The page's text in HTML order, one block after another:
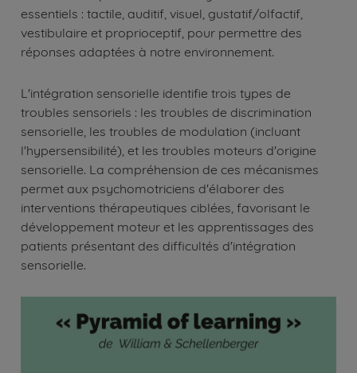
essentiels : tactile, auditif, visuel, gustatif/olfactif,
vestibulaire et proprioceptif, pour permettre des
réponses adaptées à notre environnement.
L'intégration sensorielle identifie trois types de
troubles sensoriels : les troubles de discrimination
sensorielle, les troubles de modulation (incluant
l'hypersensibilité), et les troubles moteurs d'origine
sensorielle. La compréhension de ces mécanismes
permet aux psychomotriciens d'élaborer des
interventions thérapeutiques ciblées, favorisant le
développement moteur et les apprentissages des
patients présentant des difficultés d'intégration
sensorielle.